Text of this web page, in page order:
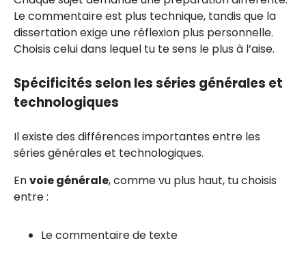
Le commentaire est plus technique, tandis que la
dissertation exige une réflexion plus personnelle.
Choisis celui dans lequel tu te sens le plus à l’aise.
Spécificités selon les séries générales et
technologiques
Il existe des différences importantes entre les
séries générales et technologiques.
Envoie générale, comme vu plus haut, tu choisis
entre :
Le commentaire de texte